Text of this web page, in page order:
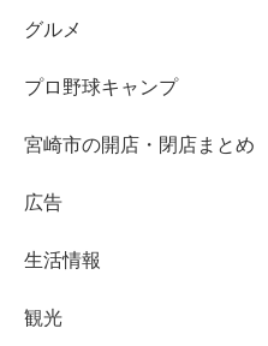
グルメ
プロ野球キャンプ
宮崎市の開店・閉店まとめ
広告
生活情報
観光